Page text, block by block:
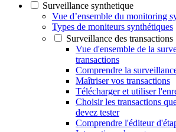
Surveillance synthetique
Vue d’ensemble du monitoring
Types de moniteurs synthétiques
Surveillance des transactions
Vue d'ensemble de la
transactions
Comprendre la
Maîtriser vos transactions
Télécharger et utiliser
Choisir les transactions
devez tester
Comprendre l'éditeur